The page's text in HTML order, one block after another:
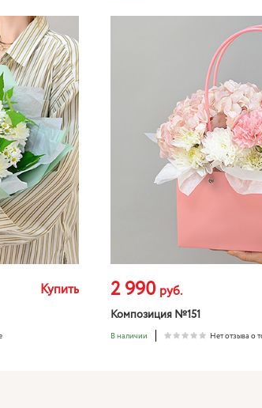
Купить 2 990 руб.
Композиция №151
В наличии Нет отзыва о